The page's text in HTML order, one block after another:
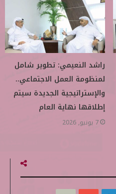
راشد النعيمي: تطوير شامل
لمنظومة العمل الاجتماعي..
والإستراتيجية الجديدة سيتم
إطلاقها نهاية العام
7 يونيو, 2026